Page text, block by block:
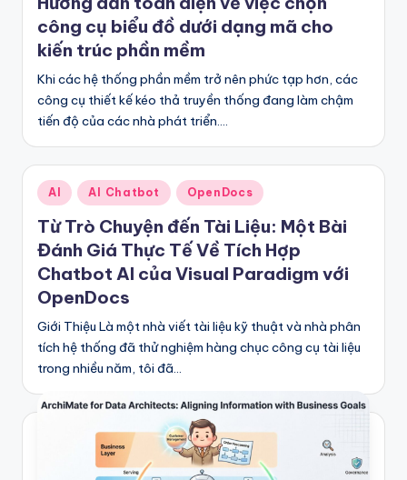
m
e
s
e
-
A
I,
S
o
ft
w
a
r
e
công cụ biểu đồ dưới dạng mã cho
kiến trúc phần mềm
Khi các hệ thống phần mềm trở nên phức tạp hơn, các
công cụ thiết kế kéo thả truyền thống đang làm chậm
tiến độ của các nhà phát triển.…
Posted
in
AI AI Chatbot OpenDocs
Từ Trò Chuyện đến Tài Liệu: Một Bài
Đánh Giá Thực Tế Về Tích Hợp
Chatbot AI của Visual Paradigm với
OpenDocs
Giới Thiệu Là một nhà viết tài liệu kỹ thuật và nhà phân
tích hệ thống đã thử nghiệm hàng chục công cụ tài liệu
trong nhiều năm, tôi đã…